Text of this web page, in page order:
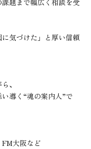
題まで幅広く相談を受
に気づけた」と厚い信頼
、
導く“魂の案内人”で
FM大阪など